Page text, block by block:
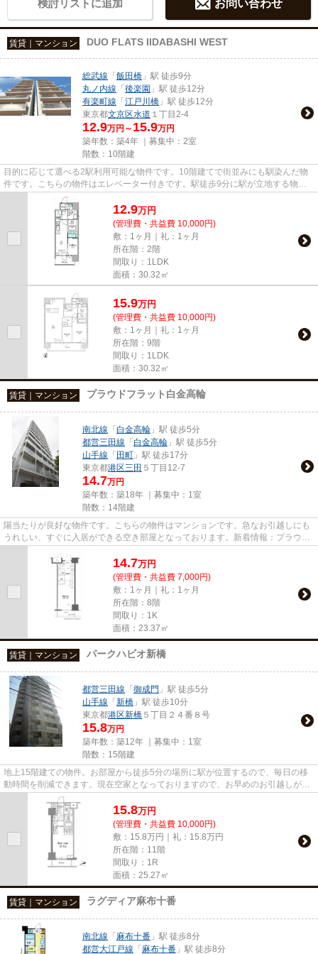
検討リストに追加 お問い合わせ
賃貸｜マンション DUO FLATS IIDABASHI WEST
総武線 「飯田橋 」駅 徒歩9分
丸ノ内線 「後楽園 」駅 徒歩12分
有楽町線 「江戸川橋 」駅 徒歩12分
東京都文京区水道 １丁目2-4
12.9万円～ 15.9万円
築年数：築4年 ｜募集中： 2室
階数：10階建
目的に応じて選べる2駅利用可能な物件です。10階建てで街並みにも馴染んだ物
件です。こちらの物件はエレベーター付きです。駅徒歩9分に駅が立地する物件
なので、電車を多く利用する方...
12.9万円
(管理費・共益費 10,000円)
敷：1ヶ月｜礼：1ヶ月
所在階：2階
間取り：1LDK
面積：30.32㎡
15.9万円
(管理費・共益費 10,000円)
敷：1ヶ月｜礼：1ヶ月
所在階：9階
間取り：1LDK
面積：30.32㎡
賃貸｜マンション プラウドフラット白金高輪
南北線 「白金高輪 」駅 徒歩5分
都営三田線 「白金高輪 」駅 徒歩5分
山手線 「田町 」駅 徒歩17分
東京都港区三田 ５丁目12-7
14.7万円
築年数：築18年 ｜募集中： 1室
階数：14階建
陽当たりが良好な物件です。こちらの物件はマンションです。急なお引越しにも
うれしい、すぐに入居ができる空き部屋となっております。新着情報：プラウド
フラット白金高輪の空室情報...
14.7万円
(管理費・共益費 7,000円)
敷：1ヶ月｜礼：1ヶ月
所在階：8階
間取り：1K
面積：23.37㎡
賃貸｜マンション パークハビオ新橋
都営三田線 「御成門 」駅 徒歩5分
山手線 「新橋 」駅 徒歩10分
東京都港区新橋 ５丁目２４番８号
15.8万円
築年数：築12年 ｜募集中： 1室
階数：15階建
地上15階建ての物件。お部屋から徒歩5分の場所に駅が位置するので、毎日の移
動時間を削減できます。現在空家となっておりますので、お早めのお引越しが可
能な物件です。こだわりポイン...
15.8万円
(管理費・共益費 10,000円)
敷：15.8万円｜礼：15.8万円
所在階：11階
間取り：1R
面積：25.27㎡
賃貸｜マンション ラグディア麻布十番
南北線 「麻布十番 」駅 徒歩8分
都営大江戸線 「麻布十番 」駅 徒歩8分